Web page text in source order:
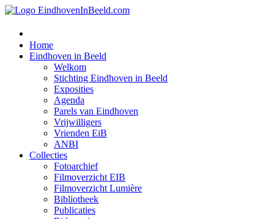
Home
Eindhoven in Beeld
Welkom
Stichting Eindhoven in Beeld
Exposities
Agenda
Parels van Eindhoven
Vrijwilligers
Vrienden EiB
ANBI
Collecties
Fotoarchief
Filmoverzicht EIB
Filmoverzicht Lumière
Bibliotheek
Publicaties